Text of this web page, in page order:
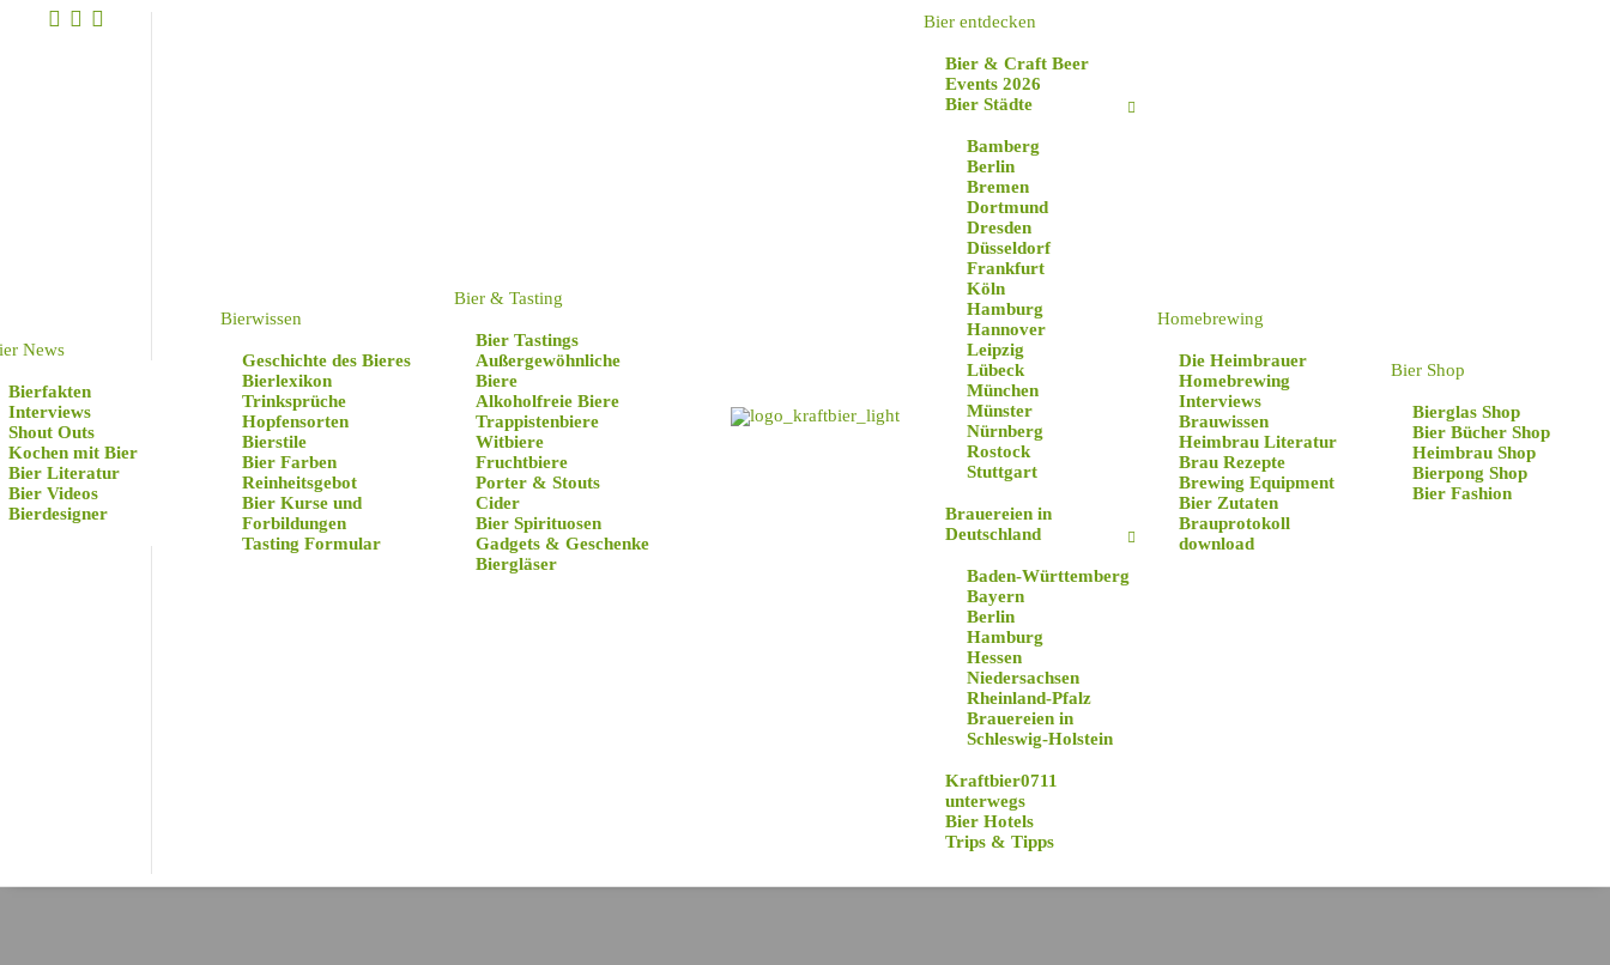
News
Bierfakten
Interviews
Shout Outs
Kochen mit Bier
Bier Literatur
Bier Videos
Bierdesigner
Bierwissen
Geschichte des Bieres
Bierlexikon
Trinksprüche
Hopfensorten
Bierstile
Bier Farben
Reinheitsgebot
Bier Kurse und
Forbildungen
Tasting Formular
Bier & Tasting
Bier Tastings
Außergewöhnliche
Biere
Alkoholfreie Biere
Trappistenbiere
Witbiere
Fruchtbiere
Porter & Stouts
Cider
Bier Spirituosen
Gadgets & Geschenke
Biergläser
Bier entdecken
Bier & Craft Beer
Events 2026
Bier Städte
Bamberg
Berlin
Bremen
Dortmund
Dresden
Düsseldorf
Frankfurt
Köln
Hamburg
Hannover
Leipzig
Lübeck
München
Münster
Nürnberg
Rostock
Stuttgart
Brauereien in
Deutschland
Baden-Württemberg
Bayern
Berlin
Hamburg
Hessen
Niedersachsen
Rheinland-Pfalz
Brauereien in
Schleswig-Holstein
Kraftbier0711
unterwegs
Bier Hotels
Trips & Tipps
Homebrewing
Die Heimbrauer
Homebrewing
Interviews
Brauwissen
Heimbrau Literatur
Brau Rezepte
Brewing Equipment
Bier Zutaten
Brauprotokoll
download
Bier Shop
Bierglas Shop
Bier Bücher Shop
Heimbrau Shop
Bierpong Shop
Bier Fashion